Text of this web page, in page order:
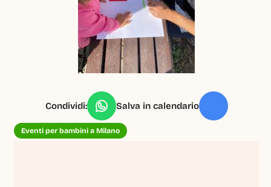
Condividi: Salva in calendario
Eventi per bambini a Milano